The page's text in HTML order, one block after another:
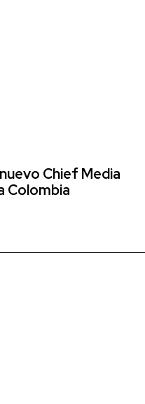
Chief Media
Colombia